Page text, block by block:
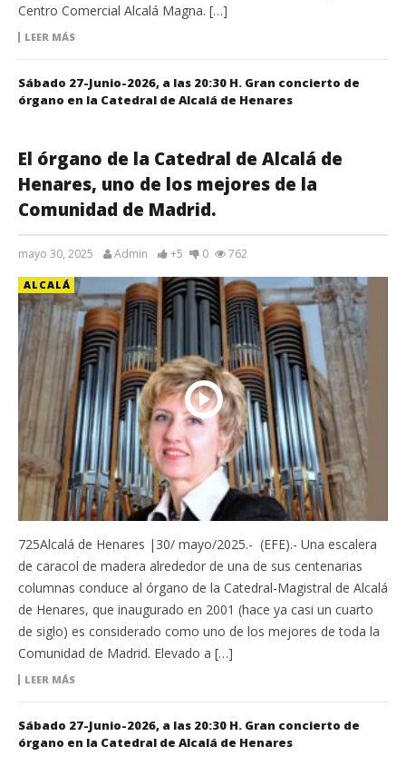
Centro Comercial Alcalá Magna. […]
LEER MÁS
Sábado 27-Junio-2026, a las 20:30 H. Gran concierto de
órgano en la Catedral de Alcalá de Henares
El órgano de la Catedral de Alcalá de
Henares, uno de los mejores de la
Comunidad de Madrid.
mayo 30, 2025 Admin +5 0 762
ALCALÁ
725Alcalá de Henares |30/ mayo/2025.- (EFE).- Una escalera
de caracol de madera alrededor de una de sus centenarias
columnas conduce al órgano de la Catedral-Magistral de Alcalá
de Henares, que inaugurado en 2001 (hace ya casi un cuarto
de siglo) es considerado como uno de los mejores de toda la
Comunidad de Madrid. Elevado a […]
LEER MÁS
Sábado 27-Junio-2026, a las 20:30 H. Gran concierto de
órgano en la Catedral de Alcalá de Henares